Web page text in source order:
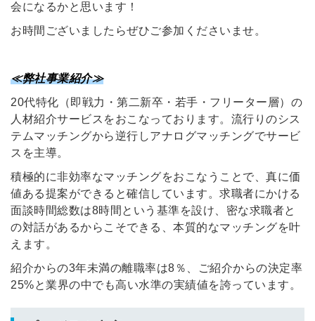
会になるかと思います！
お時間ございましたらぜひご参加くださいませ。
≪弊社事業紹介≫
20代特化（即戦力・第二新卒・若手・フリーター層）の
人材紹介サービスをおこなっております。流行りのシス
テムマッチングから逆行しアナログマッチングでサービ
スを主導。
積極的に非効率なマッチングをおこなうことで、真に価
値ある提案ができると確信しています。求職者にかける
面談時間総数は8時間という基準を設け、密な求職者と
の対話があるからこそできる、本質的なマッチングを叶
えます。
紹介からの3年未満の離職率は8％、ご紹介からの決定率
25%と業界の中でも高い水準の実績値を誇っています。